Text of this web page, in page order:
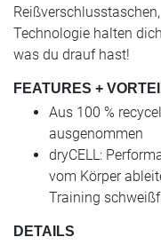
Technologie halten
was du drauf hast!
FEATURES +
Aus 100 %
ausgenommen
dryCELL:
vom Körper
Training
DETAILS